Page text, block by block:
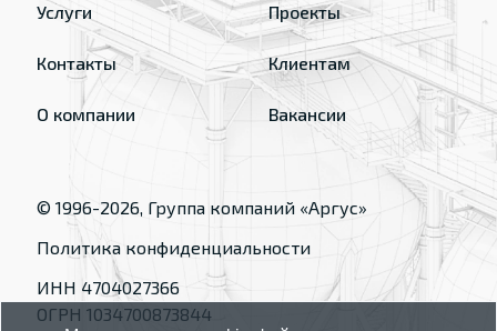
Услуги
Контакты
О компании
Проекты
Клиентам
Вакансии
© 1996-2026, Группа компаний «Аргус»
Политика конфиденциальности
ИНН 4704027366
ОГРН 1034700873844